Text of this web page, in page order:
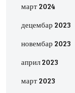
март 2024
децембар 2023
новембар 2023
април 2023
март 2023